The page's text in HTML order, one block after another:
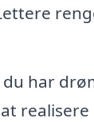
du har